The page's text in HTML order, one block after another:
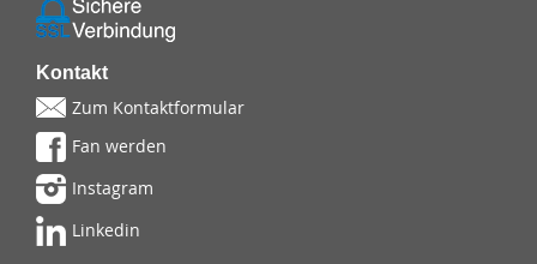
Kontakt
Zum Kontaktformular
Fan werden
Instagram
Linkedin